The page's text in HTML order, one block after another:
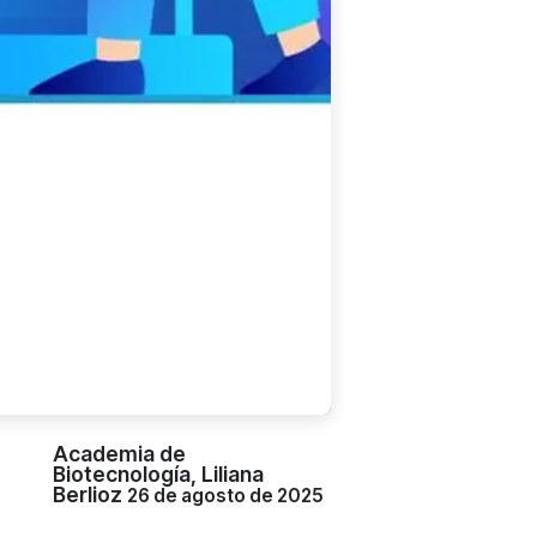
Academia de
Biotecnología, Liliana
Berlioz 26 de agosto de 2025